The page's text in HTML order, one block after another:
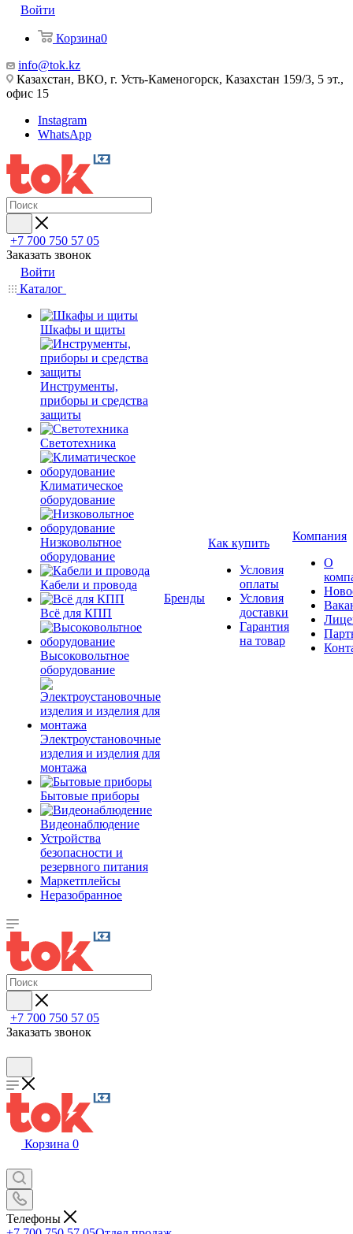
Войти
Корзина0
info@tok.kz
Казахстан, ВКО, г. Усть-Каменогорск, Казахстан 159/3, 5 эт.,
офис 15
Instagram
WhatsApp
+7 700 750 57 05
Заказать звонок
Войти
Каталог
Шкафы и щиты
Инструменты,
приборы и средства
защиты
Светотехника
Климатическое
оборудование
Низковольтное
оборудование
Кабели и провода
Всё для КПП
Высоковольтное
оборудование
Электроустановочные
изделия и изделия для
монтажа
Бытовые приборы
Видеонаблюдение
Устройства
безопасности и
резервного питания
Маркетплейсы
Неразобранное
Бренды
Как купить
Условия
оплаты
Условия
доставки
Гарантия
на товар
Компания
О
+7 700 750 57 05
Заказать звонок
Корзина 0
Телефоны